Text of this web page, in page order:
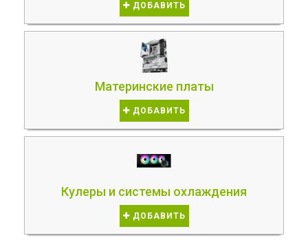
ДОБАВИТЬ
Материнские платы
ДОБАВИТЬ
Кулеры и системы охлаждения
ДОБАВИТЬ